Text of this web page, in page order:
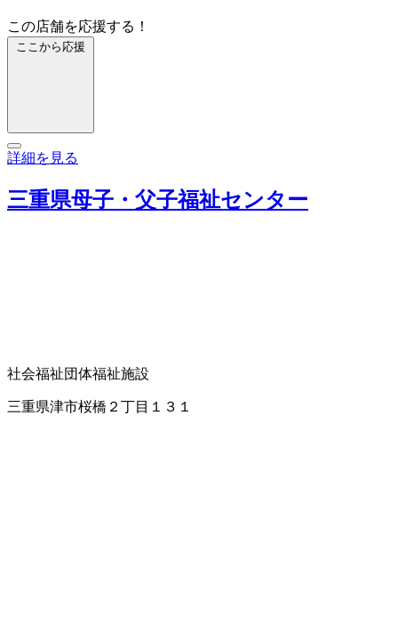
この店舗を応援する！
ここから応援
詳細を見る
三重県母子・父子福祉センター
社会福祉団体福祉施設
三重県津市桜橋２丁目１３１